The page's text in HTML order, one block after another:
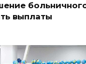
выплаты